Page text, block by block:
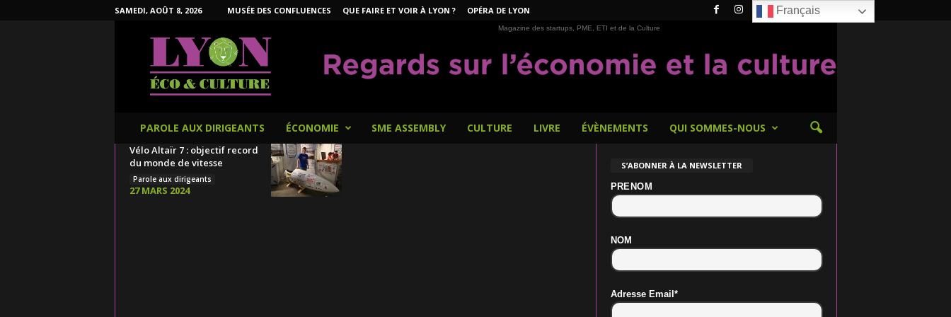
SAMEDI, AOÛT 8, 2026 MUSÉE DES CONFLUENCES QUE FAIRE ET VOIR À LYON ? OPÉRA DE LYON
Magazine des startups, PME, ETI et de la Culture
PAROLE AUX DIRIGEANTS ÉCONOMIE SME ASSEMBLY CULTURE LIVRE ÉVÈNEMENTS QUI SOMMES-NOUS
Vélo Altaïr 7 : objectif record
du monde de vitesse
Parole aux dirigeants
27 MARS 2024
S’ABONNER À LA NEWSLETTER
PRENOM
NOM
Adresse Email*
Français